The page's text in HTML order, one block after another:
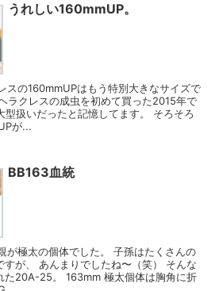
うれしい160mmUP。
スの160mmUPはもう特別大きなサイズで
ラクレスの成虫を初めて買った2015年で
型扱いだったと記憶してます。 そろそろ
が...
BB163血統
が極太の個体でした。 子孫はたくさんの
が、 あんまりでしたね〜（笑） そんな
た20A-25。 163mm 極太個体は胸角に折